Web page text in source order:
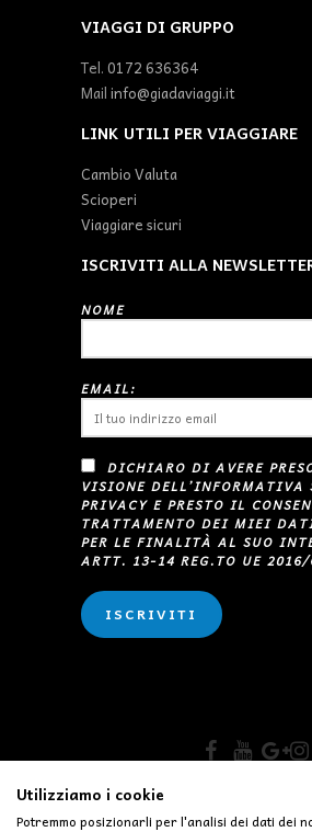
VIAGGI DI GRUPPO
Tel.0172 636364
Mailinfo@giadaviaggi.it
LINK UTILI PER VIAGGIARE
Cambio Valuta
Scioperi
Viaggiare sicuri
ISCRIVITI ALLA
NOME
EMAIL:
DICHIARO DI AVERE
VISIONE DELL’INFORMATIVA
PRIVACY E PRESTO IL
TRATTAMENTO DEI MIEI
PER LE FINALITÀ AL SUO
ARTT. 13-14 REG.TO UE
COPYRIGHT © GIADA
Utilizziamo i cookie
Potremmo posizionarli per l'analisi dei dati dei